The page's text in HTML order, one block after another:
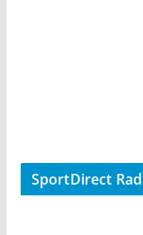
SportDirect